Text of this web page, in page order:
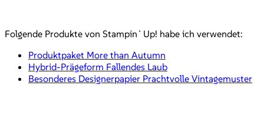
Folgende Produkte von Stampin`Up! habe ich verwendet:
Produktpaket More than Autumn
Hybrid-Prägeform Fallendes Laub
Besonderes Designerpapier Prachtvolle Vintagemuster